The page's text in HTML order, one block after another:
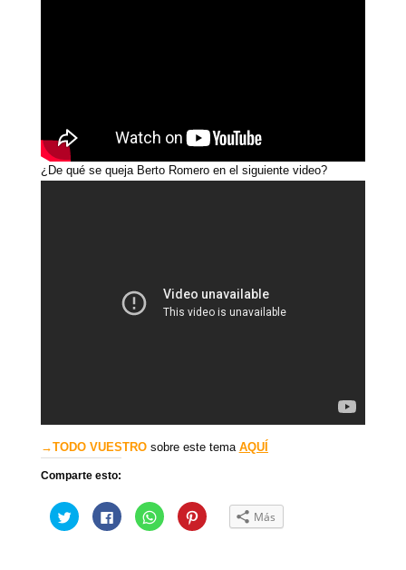
¿De qué se queja Berto Romero en el siguiente video?
→TODO VUESTROsobre este tema AQUÍ
Comparte esto:
H
a
H
a
H
a
H
a Más